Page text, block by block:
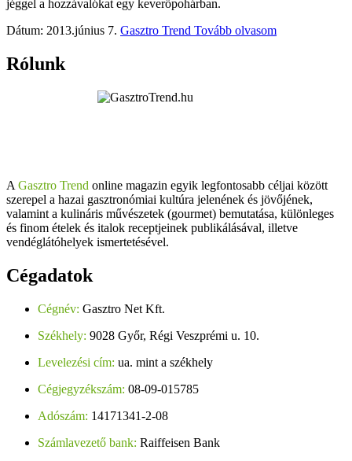
jéggel a hozzávalókat egy keverőpohárban.
Dátum: 2013.június 7. Gasztro Trend Tovább olvasom
Rólunk
A Gasztro Trend online magazin egyik legfontosabb céljai között
szerepel a hazai gasztronómiai kultúra jelenének és jövőjének,
valamint a kulináris művészetek (gourmet) bemutatása, különleges
és finom ételek és italok receptjeinek publikálásával, illetve
vendéglátóhelyek ismertetésével.
Cégadatok
Cégnév: Gasztro Net Kft.
Székhely: 9028 Győr, Régi Veszprémi u. 10.
Levelezési cím: ua. mint a székhely
Cégjegyzékszám: 08-09-015785
Adószám: 14171341-2-08
Számlavezető bank: Raiffeisen Bank